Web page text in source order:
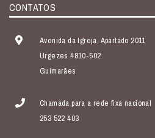
CONTATOS
Avenida da Igreja, Apartado 2011
Urgezes 4810-502
Guimarães
Chamada para a rede fixa nacional
253 522 403